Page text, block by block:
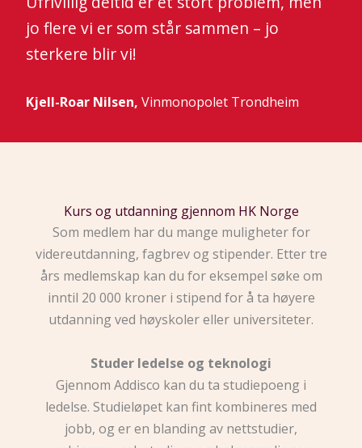
jo flere vi er som står sammen – jo
sterkere blir vi!
Kjell-Roar Nilsen, Vinmonopolet Trondheim
Kurs og utdanning gjennom HK Norge
Som medlem har du mange muligheter for
videreutdanning, fagbrev og stipender. Etter tre
års medlemskap kan du for eksempel søke om
inntil 20 000 kroner i stipend for å ta høyere
utdanning ved høyskoler eller universiteter.
Studer ledelse og teknologi
Gjennom Addisco kan du ta studiepoeng i
ledelse. Studieløpet kan fint kombineres med
jobb, og er en blanding av nettstudier,